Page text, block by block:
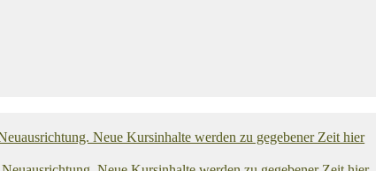
Neue Kursinhalte werden zu gegebener Zeit hier